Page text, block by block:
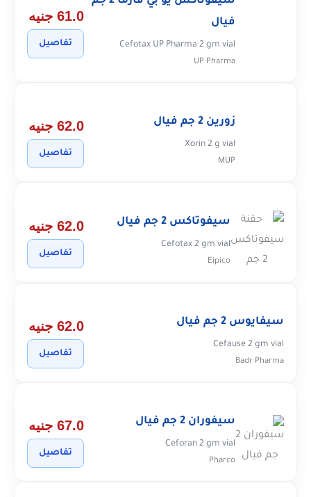
فيال
Cefotax UP Pharma 2 gm vial
UP Pharma
61.0 جنيه
تفاصيل
زورين 2 جم فيال
Xorin 2 g vial
MUP
62.0 جنيه
تفاصيل
سيفوتاكس 2 جم فيال
Cefotax 2 gm vial
Eipico
62.0 جنيه
تفاصيل
سيفايوس 2 جم فيال
Cefause 2 gm vial
Badr Pharma
62.0 جنيه
تفاصيل
سيفوران 2 جم فيال
Ceforan 2 gm vial
Pharco
67.0 جنيه
تفاصيل